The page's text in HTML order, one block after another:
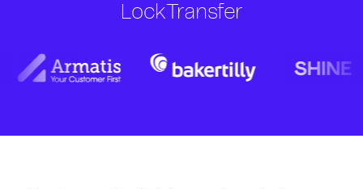
LockTransfer